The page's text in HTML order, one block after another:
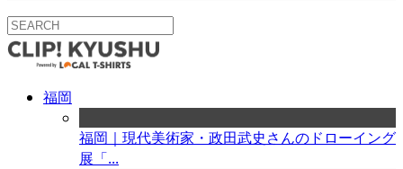
福岡
福岡｜現代美術家・政田武史さんのドローイング
展「...